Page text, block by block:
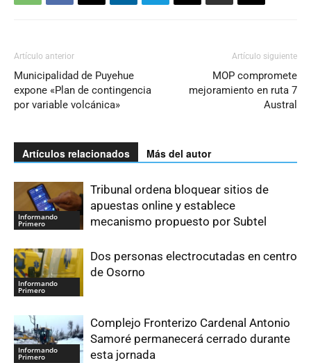
Artículo anterior
Municipalidad de Puyehue
expone «Plan de contingencia
por variable volcánica»
Artículo siguiente
MOP compromete
mejoramiento en ruta 7
Austral
Artículos relacionados Más del autor
Informando
Primero
Tribunal ordena bloquear sitios de
apuestas online y establece
mecanismo propuesto por Subtel
Informando
Primero
Dos personas electrocutadas en centro
de Osorno
Informando
Primero
Complejo Fronterizo Cardenal Antonio
Samoré permanecerá cerrado durante
esta jornada